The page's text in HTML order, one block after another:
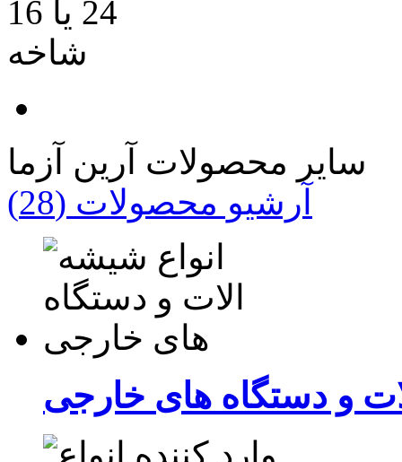
سایر محصولات آرین آزما
آرشیو محصولات (28)
و دستگاه های خارجی